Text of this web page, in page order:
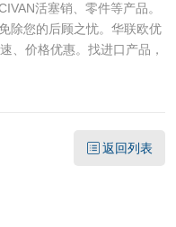
活塞销、零件等产品。
除您的后顾之忧。华联欧优
、价格优惠。找进口产品，
返回列表